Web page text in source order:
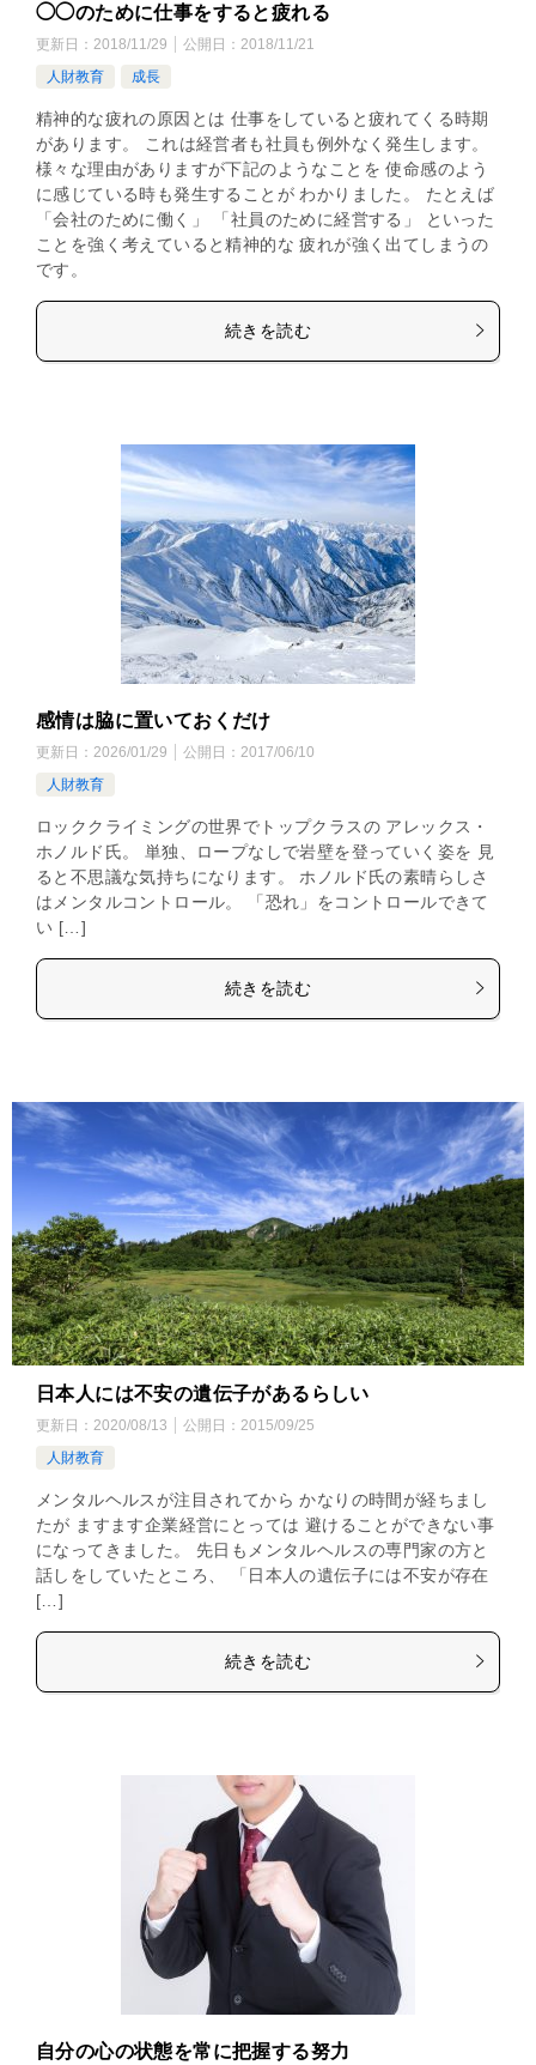
◯◯のために仕事をすると疲れる
更新日： 2018/11/29 公開日： 2018/11/21
人財教育
成長
精神的な疲れの原因とは 仕事をしていると疲れてくる時期
があります。 これは経営者も社員も例外なく発生します。
様々な理由がありますが下記のようなことを 使命感のよう
に感じている時も発生することが わかりました。 たとえば
「会社のために働く」 「社員のために経営する」 といった
ことを強く考えていると精神的な 疲れが強く出てしまうの
です。
続きを読む
感情は脇に置いておくだけ
更新日： 2026/01/29 公開日： 2017/06/10
人財教育
ロッククライミングの世界でトップクラスの アレックス・
ホノルド氏。 単独、ロープなしで岩壁を登っていく姿を 見
ると不思議な気持ちになります。 ホノルド氏の素晴らしさ
はメンタルコントロール。 「恐れ」をコントロールできて
い […]
続きを読む
日本人には不安の遺伝子があるらしい
更新日： 2020/08/13 公開日： 2015/09/25
人財教育
メンタルヘルスが注目されてから かなりの時間が経ちまし
たが ますます企業経営にとっては 避けることができない事
になってきました。 先日もメンタルヘルスの専門家の方と
話しをしていたところ、 「日本人の遺伝子には不安が存在
[…]
続きを読む
自分の心の状態を常に把握する努力